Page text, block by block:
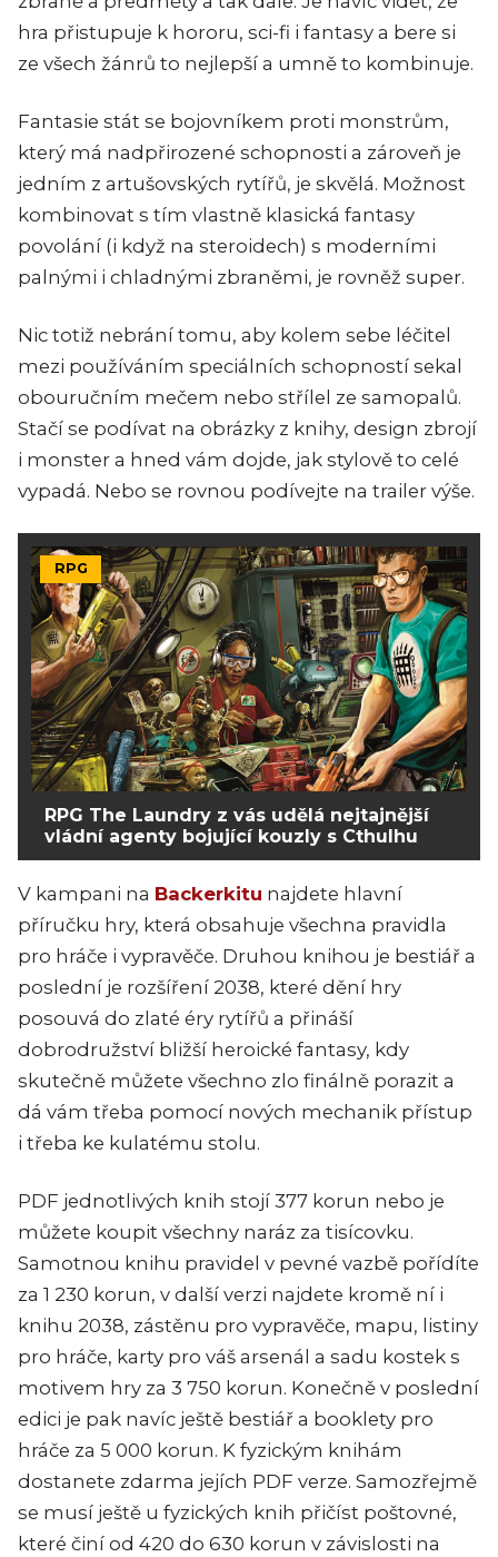
hra přistupuje k hororu, sci-fi i fantasy a bere si
ze všech žánrů to nejlepší a umně to kombinuje.
Fantasie stát se bojovníkem proti monstrům,
který má nadpřirozené schopnosti a zároveň je
jedním z artušovských rytířů, je skvělá. Možnost
kombinovat s tím vlastně klasická fantasy
povolání (i když na steroidech) s moderními
palnými i chladnými zbraněmi, je rovněž super.
Nic totiž nebrání tomu, aby kolem sebe léčitel
mezi používáním speciálních schopností sekal
obouručním mečem nebo střílel ze samopalů.
Stačí se podívat na obrázky z knihy, design zbrojí
i monster a hned vám dojde, jak stylově to celé
vypadá. Nebo se rovnou podívejte na trailer výše.
RPG
RPG The Laundry z vás udělá nejtajnější
vládní agenty bojující kouzly s Cthulhu
V kampani na Backerkitu najdete hlavní
příručku hry, která obsahuje všechna pravidla
pro hráče i vypravěče. Druhou knihou je bestiář a
poslední je rozšíření 2038, které dění hry
posouvá do zlaté éry rytířů a přináší
dobrodružství bližší heroické fantasy, kdy
skutečně můžete všechno zlo finálně porazit a
dá vám třeba pomocí nových mechanik přístup
i třeba ke kulatému stolu.
PDF jednotlivých knih stojí 377 korun nebo je
můžete koupit všechny naráz za tisícovku.
Samotnou knihu pravidel v pevné vazbě pořídíte
za 1 230 korun, v další verzi najdete kromě ní i
knihu 2038, zástěnu pro vypravěče, mapu, listiny
pro hráče, karty pro váš arsenál a sadu kostek s
motivem hry za 3 750 korun. Konečně v poslední
edici je pak navíc ještě bestiář a booklety pro
hráče za 5 000 korun. K fyzickým knihám
dostanete zdarma jejích PDF verze. Samozřejmě
se musí ještě u fyzických knih přičíst poštovné,
které činí od 420 do 630 korun v závislosti na